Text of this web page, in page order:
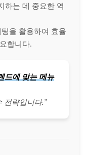
하는 데 중요한 역
을 활용하여 효율
합니다.
드에 맞는 메뉴
전략입니다.”